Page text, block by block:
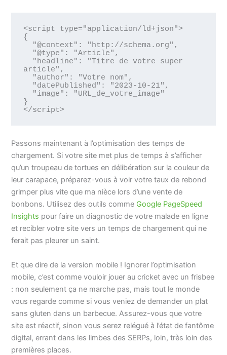
<script type="application/ld+json">
{
article",
}
</script>
Passons maintenant à l’optimisation des temps de
chargement. Si votre site met plus de temps à s’afficher
qu’un troupeau de tortues en délibération sur la couleur de
leur carapace, préparez-vous à voir votre taux de rebond
grimper plus vite que ma nièce lors d’une vente de
bonbons. Utilisez des outils comme Google PageSpeed
Insights pour faire un diagnostic de votre malade en ligne
et recibler votre site vers un temps de chargement qui ne
ferait pas pleurer un saint.
Et que dire de la version mobile ! Ignorer l’optimisation
mobile, c’est comme vouloir jouer au cricket avec un frisbee
: non seulement ça ne marche pas, mais tout le monde
vous regarde comme si vous veniez de demander un plat
sans gluten dans un barbecue. Assurez-vous que votre
site est réactif, sinon vous serez relégué à l’état de fantôme
digital, errant dans les limbes des SERPs, loin, très loin des
premières places.